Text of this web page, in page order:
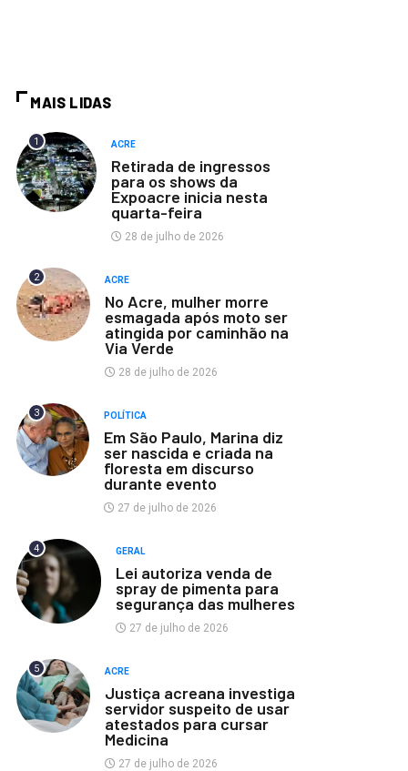
MAIS LIDAS
1 ACRE
Retirada de ingressos
para os shows da
Expoacre inicia nesta
quarta-feira
28 de julho de 2026
2 ACRE
No Acre, mulher morre
esmagada após moto ser
atingida por caminhão na
Via Verde
28 de julho de 2026
3 POLÍTICA
Em São Paulo, Marina diz
ser nascida e criada na
floresta em discurso
durante evento
27 de julho de 2026
4 GERAL
Lei autoriza venda de
spray de pimenta para
segurança das mulheres
27 de julho de 2026
5 ACRE
Justiça acreana investiga
servidor suspeito de usar
atestados para cursar
Medicina
27 de julho de 2026